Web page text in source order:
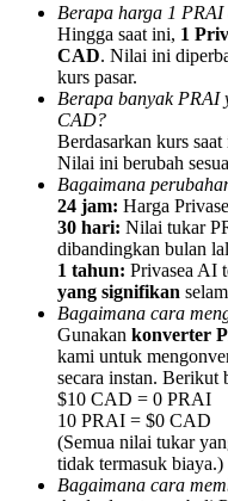
Referensi
Undang teman untuk
BTC Welcome Rewards
Berapa harga 1
Hingga saat ini, 1
CAD. Nilai ini
kurs pasar.
Berapa banyak PRAI
CAD?
Berdasarkan kurs saat
Nilai ini berubah
Bagaimana
24 jam: Harga
30 hari: Nilai tukar
dibandingkan bulan
1 tahun: Privasea AI
yang signifikan
Bagaimana cara
Gunakan konverter
kami untuk
secara instan. Berikut
$10 CAD = 0 PRAI
10 PRAI = $0 CAD
(Semua nilai tukar
tidak termasuk biaya.)
Bagaimana cara